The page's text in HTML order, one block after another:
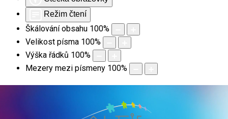
Režim čtení
Škálování obsahu 100%
Velikost písma 100%
Výška řádků 100%
Mezery mezi písmeny 100%